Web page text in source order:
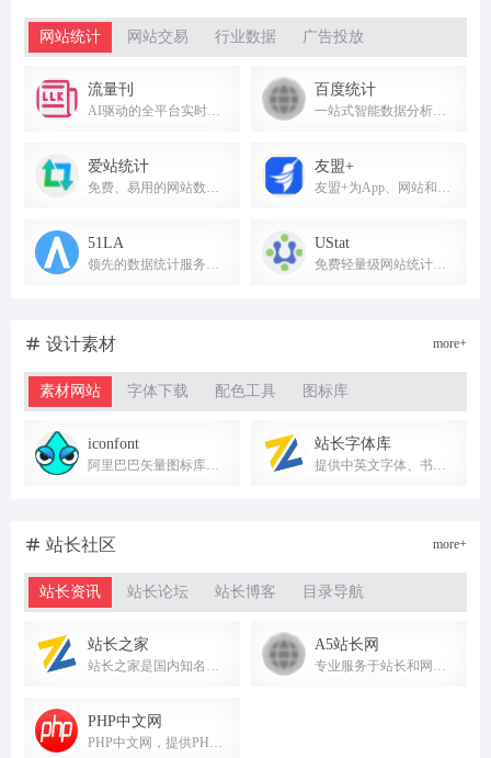
网站统计 网站交易 行业数据 广告投放
流量刊 百度统计
爱站统计 友盟+
51LA UStat
设计素材
素材网站 字体下载 配色工具 图标库
more+
iconfont 站长字体库
站长社区
站长资讯 站长论坛 站长博客 目录导航
more+
站长之家 A5站长网
PHP中文网